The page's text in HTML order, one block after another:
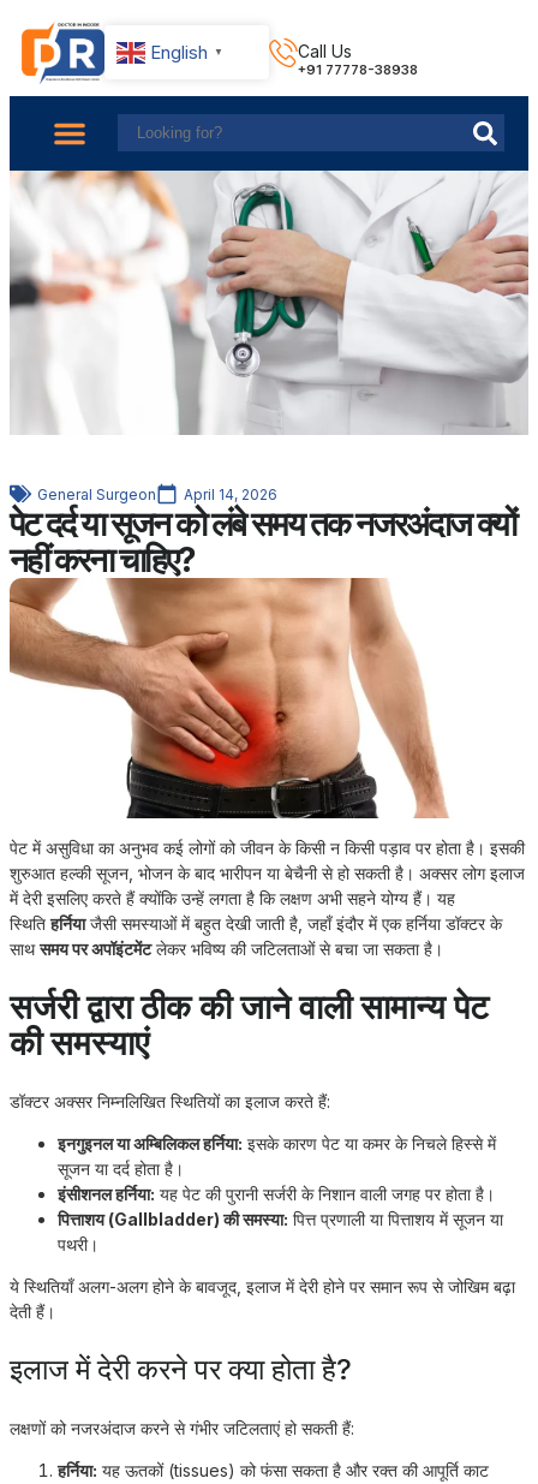
English ▼ Call Us
+91 77778-38938
General Surgeon April 14, 2026
पेट दर्द या सूजन को लंबे समय तक नजरअंदाज क्यों
नहीं करना चाहिए?
पेट में असुविधा का अनुभव कई लोगों को जीवन के किसी न किसी पड़ाव पर होता है। इसकी
शुरुआत हल्की सूजन, भोजन के बाद भारीपन या बेचैनी से हो सकती है। अक्सर लोग इलाज
में देरी इसलिए करते हैं क्योंकि उन्हें लगता है कि लक्षण अभी सहने योग्य हैं। यह
स्थितिहर्नियाजैसी समस्याओं में बहुत देखी जाती है, जहाँ इंदौर में एक हर्निया डॉक्टर के
साथसमय पर अपॉइंटमेंटलेकर भविष्य की जटिलताओं से बचा जा सकता है।
सर्जरी द्वारा ठीक की जाने वाली सामान्य पेट
की समस्याएं
डॉक्टर अक्सर निम्नलिखित स्थितियों का इलाज करते हैं:
इनगुइनल या अम्बिलिकल हर्निया: इसके कारण पेट या कमर के निचले हिस्से में
सूजन या दर्द होता है।
इंसीशनल हर्निया: यह पेट की पुरानी सर्जरी के निशान वाली जगह पर होता है।
पित्ताशय (Gallbladder) की समस्या: पित्त प्रणाली या पित्ताशय में सूजन या
पथरी।
ये स्थितियाँ अलग-अलग होने के बावजूद, इलाज में देरी होने पर समान रूप से जोखिम बढ़ा
देती हैं।
इलाज में देरी करने पर क्या होता है?
लक्षणों को नजरअंदाज करने से गंभीर जटिलताएं हो सकती हैं:
हर्निया: यह ऊतकों (tissues) को फंसा सकता है और रक्त की आपूर्ति काट